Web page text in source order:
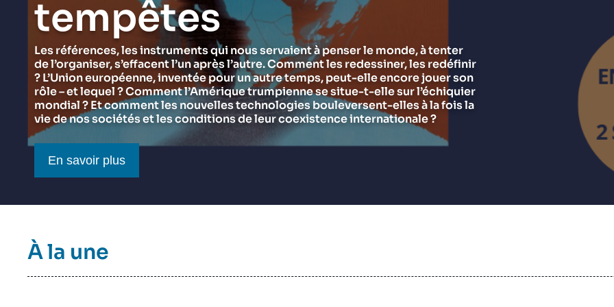
Think tank : notre définition
Partenariats et réseaux
Nous soutenir en tant que professionnel
Chercheurs
Ramses
Politique étrangère
Podcast
Proche-Orient
Intelligence artificielle
Guerre en Ukraine
OTAN
Asie et Indo-Pacifique
Europe
Russie - Eurasie
Afrique du Nord et Moyen-Orient
du Ramses 2027
Jeudi 17 septembre 2026 17:30
tempêtes
Les références, les instruments qui nous servaient à penser le monde, à tenter
de l’organiser, s’effacent l’un après l’autre. Comment les redessiner, les redéfinir
? L’Union européenne, inventée pour un autre temps, peut-elle encore jouer son
rôle – et lequel ? Comment l’Amérique trumpienne se situe-t-elle sur l’échiquier
mondial ? Et comment les nouvelles technologies bouleversent-elles à la fois la
vie de nos sociétés et les conditions de leur coexistence internationale ?
Bouton CTA
En savoir plus
Titre
bloc
À la une